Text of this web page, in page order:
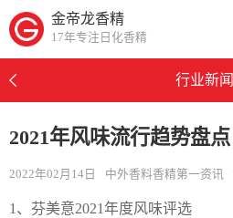
金帝龙香精
17年专注日化香精
行业新闻
2021年风味流行趋势盘点
2022年02月14日 中外香料香精第一资讯
1、芬美意2021年度风味评选